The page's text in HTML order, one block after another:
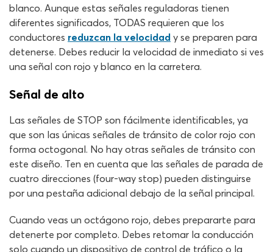
blanco. Aunque estas señales reguladoras tienen
diferentes significados, TODAS requieren que los
conductores reduzcan la velocidad y se preparen para
detenerse. Debes reducir la velocidad de inmediato si ves
una señal con rojo y blanco en la carretera.
Señal de alto
Las señales de STOP son fácilmente identificables, ya
que son las únicas señales de tránsito de color rojo con
forma octogonal. No hay otras señales de tránsito con
este diseño. Ten en cuenta que las señales de parada de
cuatro direcciones (four-way stop) pueden distinguirse
por una pestaña adicional debajo de la señal principal.
Cuando veas un octágono rojo, debes prepararte para
detenerte por completo. Debes retomar la conducción
solo cuando un dispositivo de control de tráfico o la